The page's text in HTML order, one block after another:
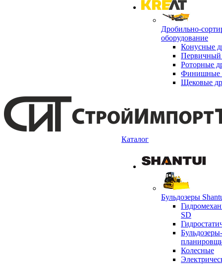
Дробильно-
оборудование
Конусные
Первичный
Роторные
Финишные
Щековые
Каталог
Бульдозеры
SD
Бульдозеры-
Колесные